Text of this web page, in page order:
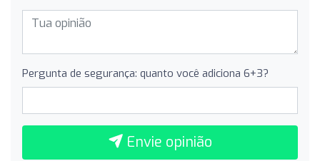
Pergunta de segurança: quanto você adiciona 6+3?
Envie opinião